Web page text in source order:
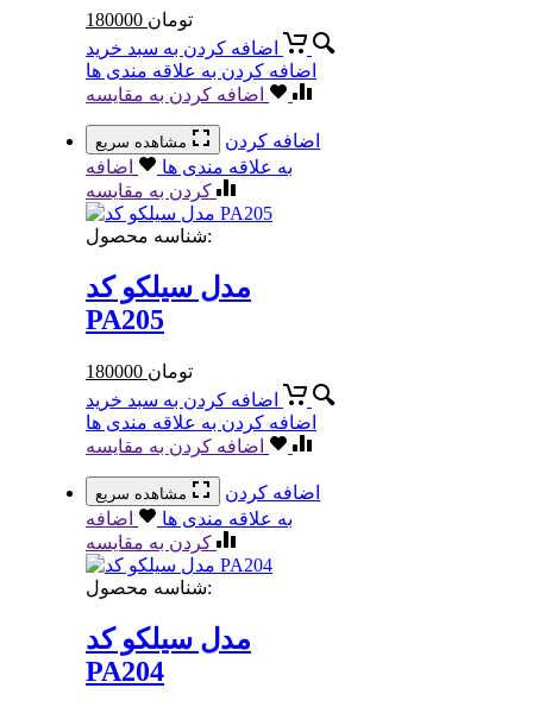
180000 تومان
اضافه کردن به سبد خرید
اضافه کردن به علاقه مندی ها
اضافه کردن به مقایسه
مشاهده سریع
اضافه کردن
به علاقه مندی ها
اضافه
کردن به مقایسه
شناسه محصول:
مدل سیلکو کد
PA205
180000 تومان
اضافه کردن به سبد خرید
اضافه کردن به علاقه مندی ها
اضافه کردن به مقایسه
مشاهده سریع
اضافه کردن
به علاقه مندی ها
اضافه
کردن به مقایسه
شناسه محصول:
مدل سیلکو کد
PA204